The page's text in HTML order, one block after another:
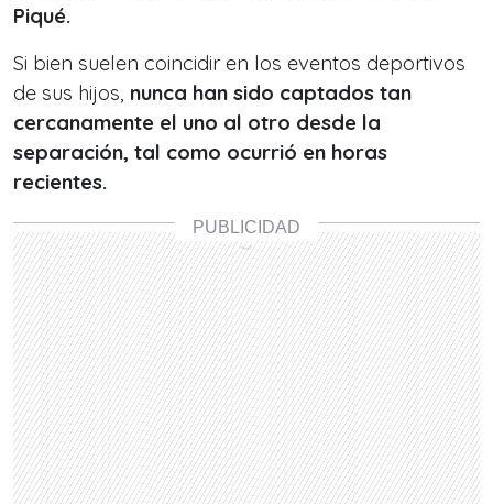
Piqué.
Si bien suelen coincidir en los eventos deportivos
de sus hijos, nunca han sido captados tan
cercanamente el uno al otro desde la
separación, tal como ocurrió en horas
recientes.